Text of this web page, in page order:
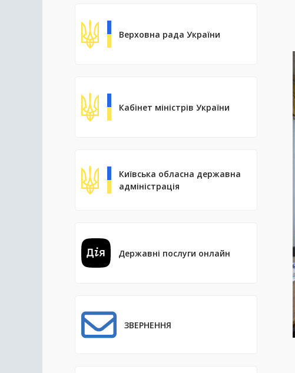
Верховна рада України
Кабінет міністрів України
Київська обласна державна
адміністрація
Державні послуги онлайн
ЗВЕРНЕННЯ